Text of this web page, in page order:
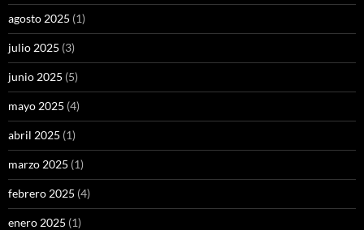
agosto 2025 (1)
julio 2025 (3)
junio 2025 (5)
mayo 2025 (4)
abril 2025 (1)
marzo 2025 (1)
febrero 2025 (4)
enero 2025 (1)